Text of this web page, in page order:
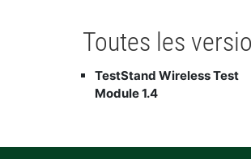
Toutes les
TestStand Wireless Test
Module 1.4